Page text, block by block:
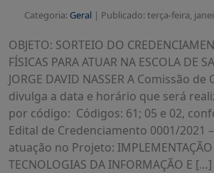
Categoria: Geral| Publicado: terça-feira,
OBJETO: SORTEIO DO
FÍSICAS PARA ATUAR NA ESCOLA DE
JORGE DAVID NASSER A Comissão
divulga a data e horário que será
por código: Códigos: 61; 05 e 02,
Edital de Credenciamento 0001/2021
atuação no Projeto: IMPLEMENTAÇÃO
TECNOLOGIAS DA INFORMAÇÃO E […]